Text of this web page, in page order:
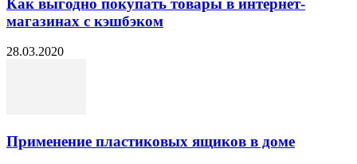
магазинах с кэшбэком
28.03.2020
Применение пластиковых ящиков в доме